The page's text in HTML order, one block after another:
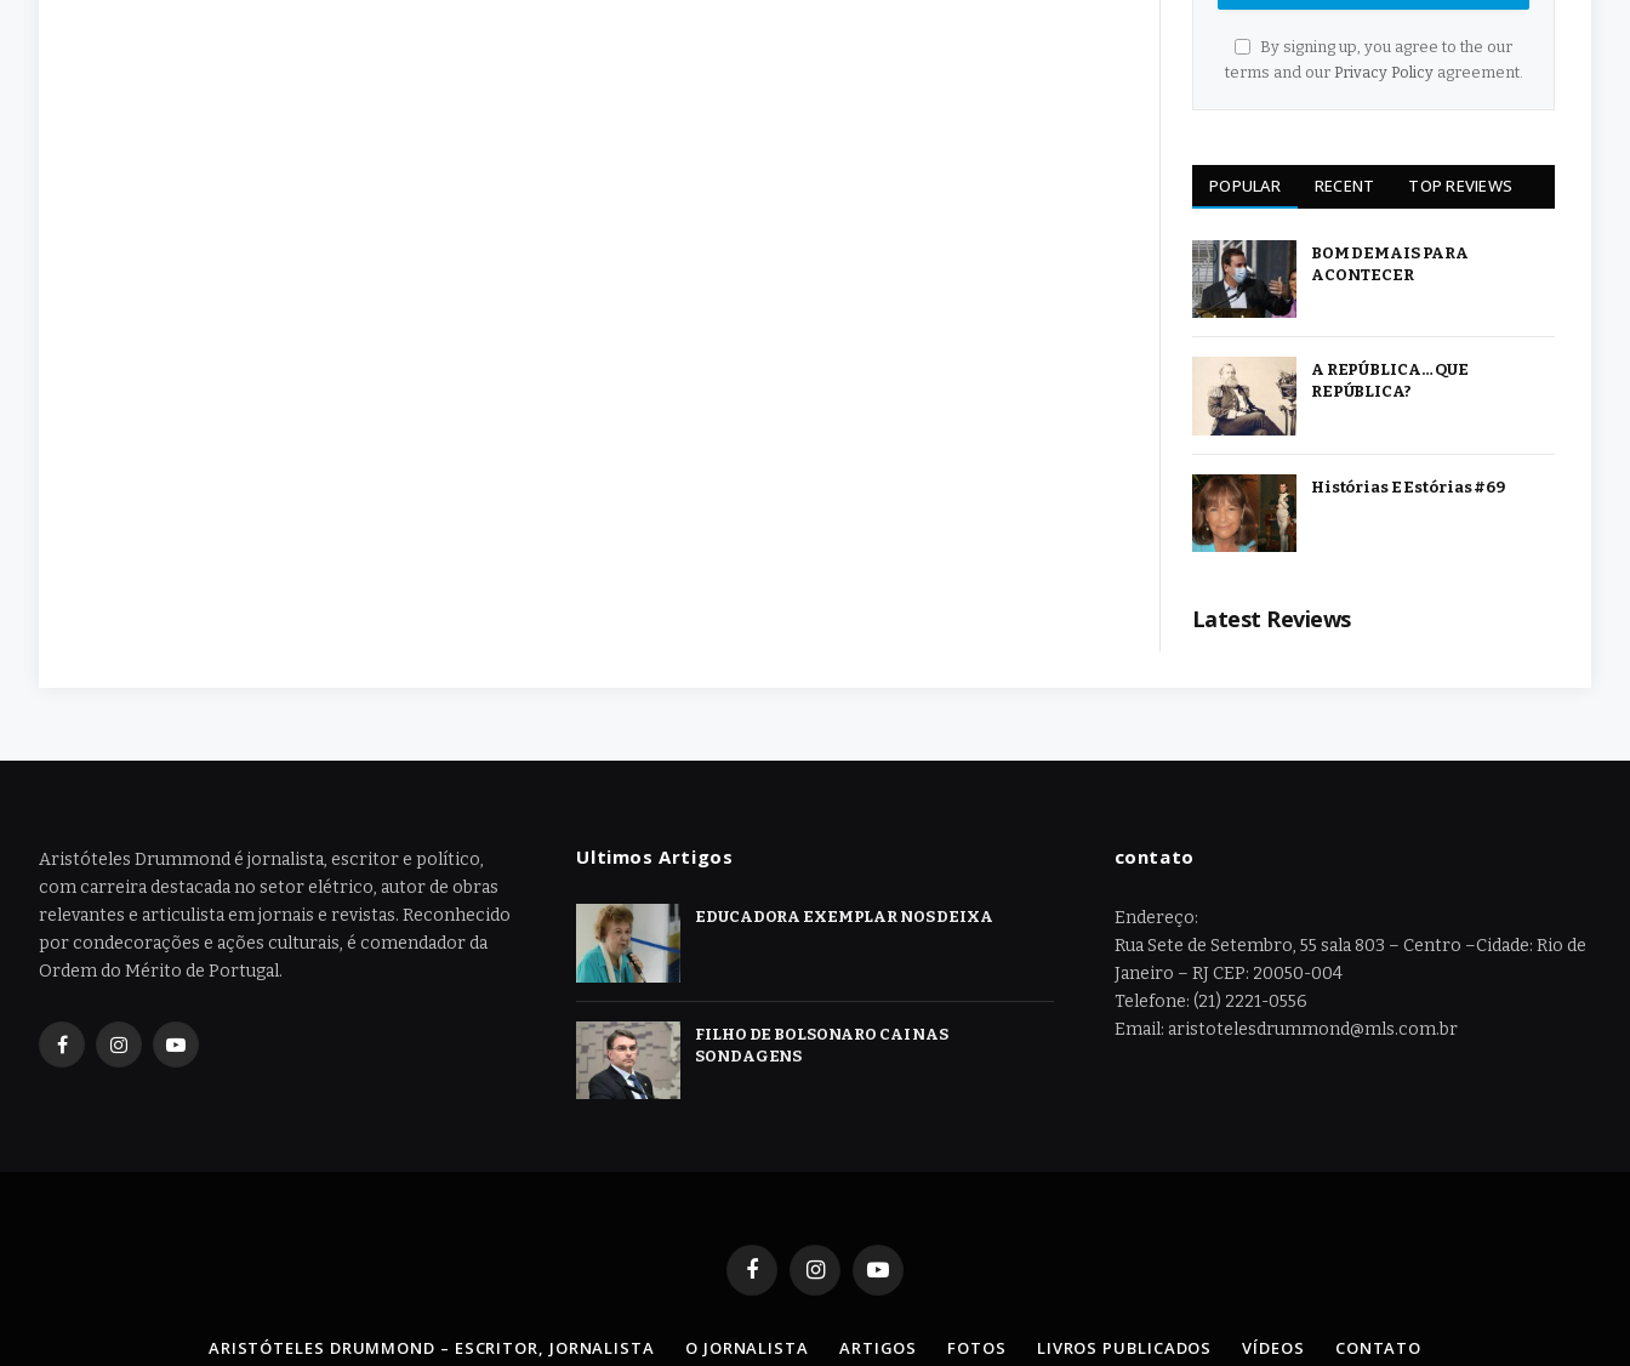
By signing up, you agree to the our
terms and our Privacy Policyagreement.
POPULAR RECENT TOP REVIEWS
BOM DEMAIS PARA
ACONTECER
A REPÚBLICA… QUE
REPÚBLICA?
Histórias E Estórias #69
Latest Reviews
Aristóteles Drummond é jornalista, escritor e político,
com carreira destacada no setor elétrico, autor de obras
relevantes e articulista em jornais e revistas. Reconhecido
por condecorações e ações culturais, é comendador da
Ordem do Mérito de Portugal.
FacebookInstagramYouTube
Ultimos Artigos
EDUCADORA EXEMPLAR NOS DEIXA
FILHO DE BOLSONARO CAI NAS
SONDAGENS
contato
Endereço:
Rua Sete de Setembro, 55 sala 803 – Centro –Cidade: Rio de
Janeiro – RJ CEP: 20050-004
Telefone: (21) 2221-0556
Email: aristotelesdrummond@mls.com.br
FacebookInstagramYouTube
ARISTÓTELES DRUMMOND – ESCRITOR, JORNALISTA O JORNALISTA ARTIGOS FOTOS LIVROS PUBLICADOS VÍDEOS CONTATO